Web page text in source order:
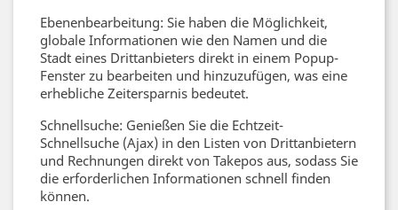
Ebenenbearbeitung: Sie haben die Möglichkeit,
globale Informationen wie den Namen und die
Stadt eines Drittanbieters direkt in einem Popup-
Fenster zu bearbeiten und hinzuzufügen, was eine
erhebliche Zeitersparnis bedeutet.
Schnellsuche: Genießen Sie die Echtzeit-
Schnellsuche (Ajax) in den Listen von Drittanbietern
und Rechnungen direkt von Takepos aus, sodass Sie
die erforderlichen Informationen schnell finden
können.